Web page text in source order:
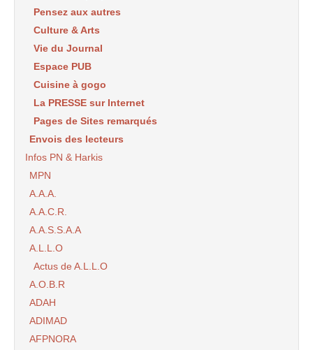
Pensez aux autres
Culture & Arts
Vie du Journal
Espace PUB
Cuisine à gogo
La PRESSE sur Internet
Pages de Sites remarqués
Envois des lecteurs
Infos PN & Harkis
MPN
A.A.A.
A.A.C.R.
A.A.S.S.A.A
A.L.L.O
Actus de A.L.L.O
A.O.B.R
ADAH
ADIMAD
AFPNORA